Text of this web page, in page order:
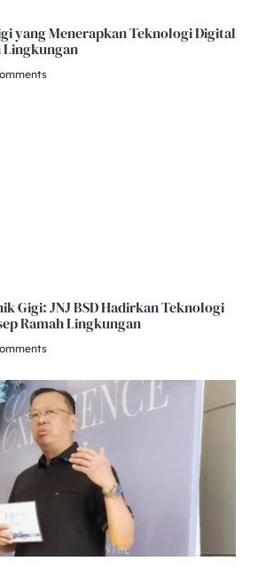
yang Menerapkan Teknologi Digital
Lingkungan
Gigi: JNJ BSD Hadirkan Teknologi
Ramah Lingkungan